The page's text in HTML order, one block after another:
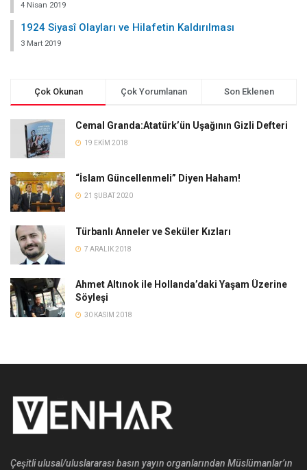
4 Nisan 2019
1924 Siyasî Olayları ve Hilafetin Kaldırılması
3 Mart 2019
Çok Okunan Çok Yorumlanan Son Eklenen
Cemal Granda:Atatürk’ün Uşağının Gizli Defteri
19 EKIM 2018
“İslam Güncellenmeli” Diyen Haham!
21 ŞUBAT 2020
Türbanlı Anneler ve Seküler Kızları
7 ARALIK 2018
Ahmet Altınok ile Hollanda’daki Yaşam Üzerine
Söyleşi
30 KASIM 2018
Çeşitli ulusal/uluslararası basın yayın organlarından Müslümanlar’ın